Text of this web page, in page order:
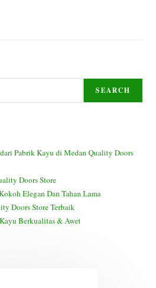
SEARCH
Pabrik Kayu di Medan Quality Doors
Doors Store
Elegan Dan Tahan Lama
Doors Store Terbaik
Berkualitas & Awet